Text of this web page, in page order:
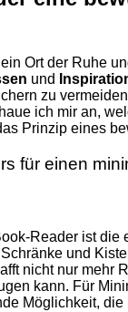
Ort der Ruhe
und
zu
ich mir an,
Prinzip eines
für einen
Reader ist
und
nicht nur mehr
kann. Für
Möglichkeit,